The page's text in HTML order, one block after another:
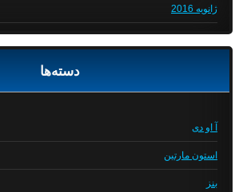
ژانویه 2016
دسته‌ها
آ او دی
استون مارتین
بنز